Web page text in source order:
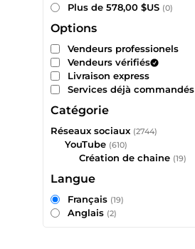
Plus de 578,00 $US (0)
Options
Vendeurs professionels
Vendeurs vérifiés
Livraison express
Services déjà commandés
Catégorie
Réseaux sociaux (2744)
YouTube (610)
Création de chaine (19)
Langue
Français (19)
Anglais (2)